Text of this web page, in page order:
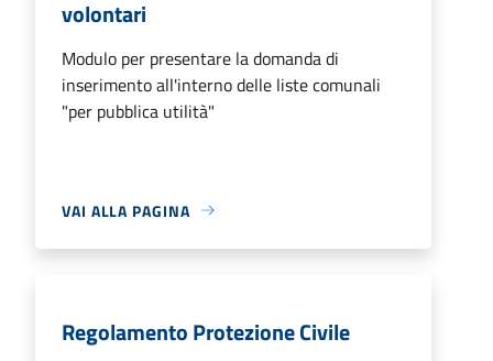
volontari
Modulo per presentare la domanda di
inserimento all'interno delle liste comunali
"per pubblica utilità"
VAI ALLA PAGINA
Regolamento Protezione Civile